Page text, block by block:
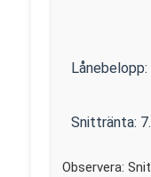
Lånebelopp:
Snittränta:
Observera: